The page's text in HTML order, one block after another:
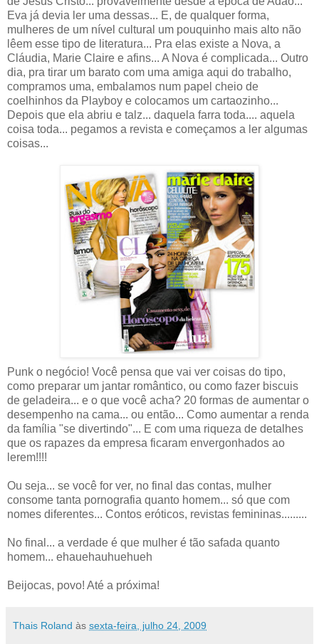
Eva já devia ler uma dessas... E, de qualquer forma,
mulheres de um nível cultural um pouquinho mais alto não
lêem esse tipo de literatura... Pra elas existe a Nova, a
Cláudia, Marie Claire e afins... A Nova é complicada... Outro
dia, pra tirar um barato com uma amiga aqui do trabalho,
compramos uma, embalamos num papel cheio de
coelhinhos da Playboy e colocamos um cartaozinho...
Depois que ela abriu e talz... daquela farra toda.... aquela
coisa toda... pegamos a revista e começamos a ler algumas
coisas...
Punk o negócio! Você pensa que vai ver coisas do tipo,
como preparar um jantar romântico, ou como fazer biscuis
de geladeira... e o que você acha? 20 formas de aumentar o
desempenho na cama... ou então... Como aumentar a renda
da família "se divertindo"... E com uma riqueza de detalhes
que os rapazes da empresa ficaram envergonhados ao
lerem!!!!
Ou seja... se você for ver, no final das contas, mulher
consome tanta pornografia quanto homem... só que com
nomes diferentes... Contos eróticos, revistas femininas.........
No final... a verdade é que mulher é tão safada quanto
homem... ehauehauhuehueh
Beijocas, povo! Até a próxima!
Thais Roland às sexta-feira, julho 24, 2009